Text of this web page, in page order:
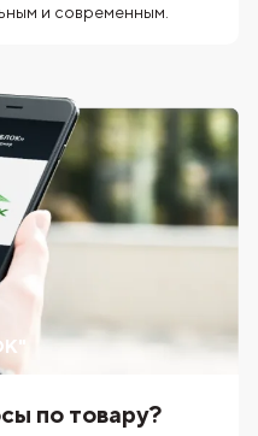
и современным.
по товару?